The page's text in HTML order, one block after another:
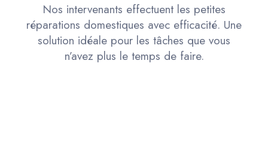
Nos intervenants effectuent les petites
réparations domestiques avec efficacité. Une
solution idéale pour les tâches que vous
n’avez plus le temps de faire.